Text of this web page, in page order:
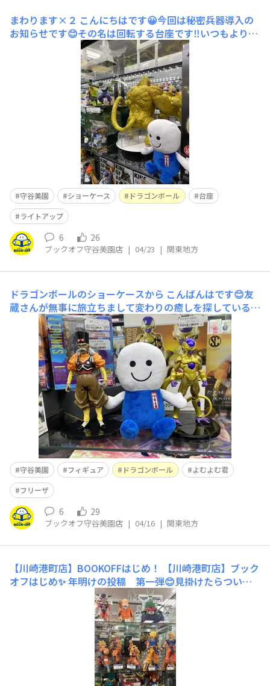
まわります×２ こんにちはです😀今回は秘密兵器導入の
お知らせです😊その名は回転する台座です‼️いつもより多
く回しております😁あとさりげなくライトアップしてま
す。ご来店の際は是非にです。次回は癒しを求めて😁
守谷美園 ショーケース ドラゴンボール
台座
ライトアップ
6 26
ブックオフ守谷美園店 | 04/23 | 関東地方
ドラゴンボールのショーケースから こんばんはです😊友
蔵さんが無事に旅立ちまして変わりの癒しを探している今
日この頃です。人造人間20号とゴールデンフリーザ様には
さまれてのよむよむ君になります。次回ははたして😄
守谷美園 フィギュア ドラゴンボール
よむよむ君
フリーザ
6 29
ブックオフ守谷美園店 | 04/16 | 関東地方
【川崎港町店】BOOKOFFはじめ！
【川崎港町店】ブック
オフはじめ✨ 年明けの投稿 第一弾😊見掛けたらつい足
が止まってしまう👀ドラゴンボールフィギュアのご紹介で
す🐉 子供のころ夢中になったお父様も、今夢中になって
いるお子様も😍沢山のフィギュアたちがお出迎え✨圧巻の
光景ですよ✨是非、フィギュアコーナーへお立ち寄りくだ